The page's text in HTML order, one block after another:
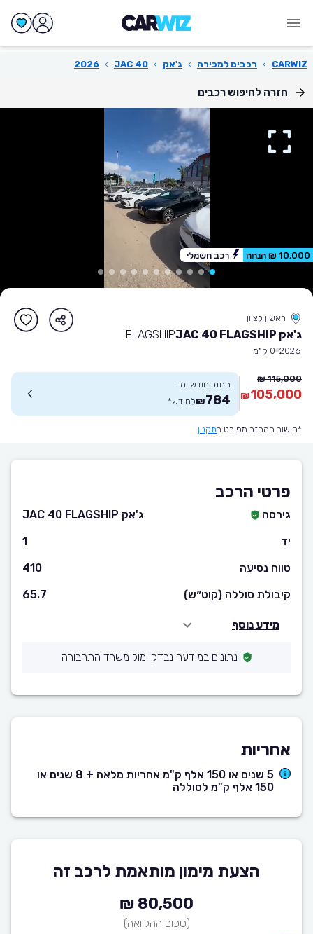
CARWIZ
› רכבים למכירה › ג'אק ›
JAC 40
›
2026
חזרה לחיפוש רכבים
10,000 ₪ הנחה רכב חשמלי
ראשון לציון
ג'אק JAC 40 FLAGSHIP FLAGSHIP
2026 0 ק״מ
115,000 ₪
105,000
₪
החזר חודשי מ-
784
₪לחודש*
*חישוב ההחזר מפורט בתקנון
פרטי הרכב
גירסה
ג'אק JAC 40 FLAGSHIP
יד
1
טווח נסיעה
410
קיבולת סוללה (קוט״ש)
65.7
מידע נוסף
נתונים במודעה נבדקו מול משרד התחבורה
אחריות
5 שנים או 150 אלף ק"מ אחריות מלאה + 8 שנים או
150 אלף ק"מ לסוללה
הצעת מימון מותאמת לרכב זה
80,500 ₪
(סכום ההלוואה)